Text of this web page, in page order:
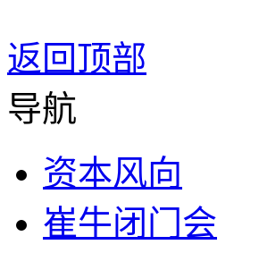
返回顶部
导航
资本风向
崔牛闭门会